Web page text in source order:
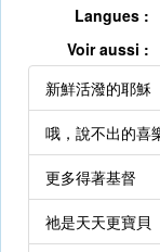
Langues :
Voir aussi :
新鮮活潑的耶穌
哦，說不出的喜
更多得著基督
祂是天天更寶貝